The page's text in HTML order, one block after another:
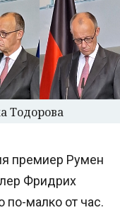
Тодорова
премиер Румен
Фридрих
малко от час.